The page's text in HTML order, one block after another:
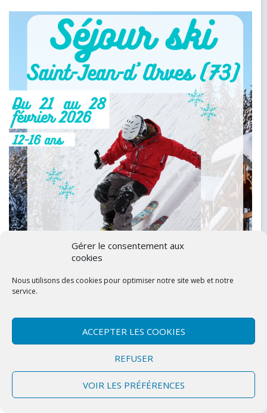
Gérer le consentement aux
cookies
Nous utilisons des cookies pour optimiser notre site web et notre
service.
ACCEPTER LES COOKIES
REFUSER
VOIR LES PRÉFÉRENCES